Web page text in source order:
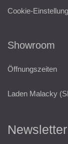
Cookie-
Showroom
Öffnungszeiten
Laden Malacky
Newsletter